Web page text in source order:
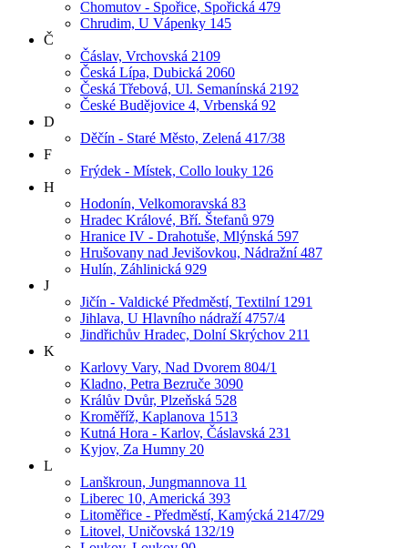
Chomutov - Spořice, Spořická 479
Chrudim, U Vápenky 145
Č
Čáslav, Vrchovská 2109
Česká Lípa, Dubická 2060
Česká Třebová, Ul. Semanínská 2192
České Budějovice 4, Vrbenská 92
D
Děčín - Staré Město, Zelená 417/38
F
Frýdek - Místek, Collo louky 126
H
Hodonín, Velkomoravská 83
Hradec Králové, Bří. Štefanů 979
Hranice IV - Drahotuše, Mlýnská 597
Hrušovany nad Jevišovkou, Nádražní 487
Hulín, Záhlinická 929
J
Jičín - Valdické Předměstí, Textilní 1291
Jihlava, U Hlavního nádraží 4757/4
Jindřichův Hradec, Dolní Skrýchov 211
K
Karlovy Vary, Nad Dvorem 804/1
Kladno, Petra Bezruče 3090
Králův Dvůr, Plzeňská 528
Kroměříž, Kaplanova 1513
Kutná Hora - Karlov, Čáslavská 231
Kyjov, Za Humny 20
L
Lanškroun, Jungmannova 11
Liberec 10, Americká 393
Litoměřice - Předměstí, Kamýcká 2147/29
Litovel, Uničovská 132/19